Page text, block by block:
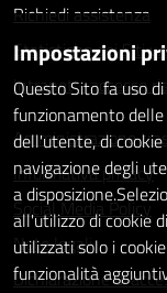
Richiedi assistenza
Statistiche dei Siti
Intranet - accesso
Amministrazione
Informativa privacy
Social Media Policy
Note legali
Dichiarazione di
Impostazioni
Questo Sito fa uso
funzionamento
dell'utente, di
navigazione degli
a
all'utilizzo di cookie
utilizzati solo i
funzionalità